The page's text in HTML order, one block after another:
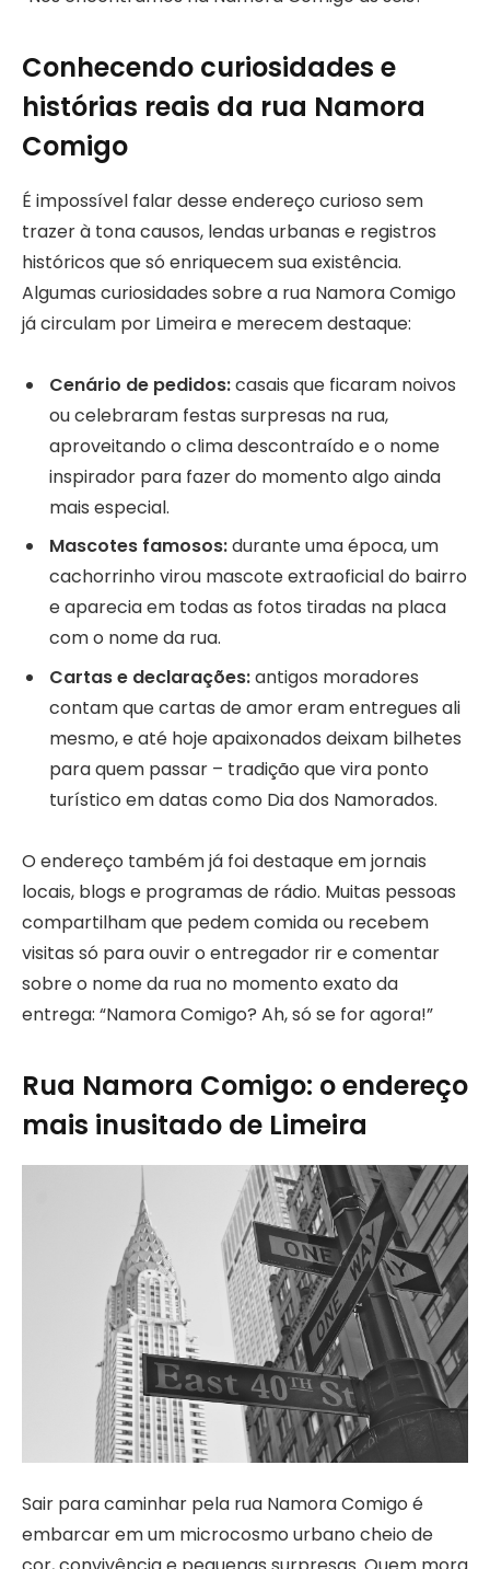
Conhecendo curiosidades e
histórias reais da rua Namora
Comigo
É impossível falar desse endereço curioso sem
trazer à tona causos, lendas urbanas e registros
históricos que só enriquecem sua existência.
Algumas curiosidades sobre a rua Namora Comigo
já circulam por Limeira e merecem destaque:
Cenário de pedidos:casais que ficaram noivos
ou celebraram festas surpresas na rua,
aproveitando o clima descontraído e o nome
inspirador para fazer do momento algo ainda
mais especial.
Mascotes famosos:durante uma época, um
cachorrinho virou mascote extraoficial do bairro
e aparecia em todas as fotos tiradas na placa
com o nome da rua.
Cartas e declarações:antigos moradores
contam que cartas de amor eram entregues ali
mesmo, e até hoje apaixonados deixam bilhetes
para quem passar – tradição que vira ponto
turístico em datas como Dia dos Namorados.
O endereço também já foi destaque em jornais
locais, blogs e programas de rádio. Muitas pessoas
compartilham que pedem comida ou recebem
visitas só para ouvir o entregador rir e comentar
sobre o nome da rua no momento exato da
entrega: “Namora Comigo? Ah, só se for agora!”
Rua Namora Comigo: o endereço
mais inusitado de Limeira
Sair para caminhar pela rua Namora Comigo é
embarcar em um microcosmo urbano cheio de